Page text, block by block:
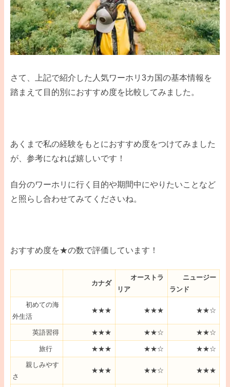
さて、上記で紹介した人気ワーホリ3カ国の基本情報を
踏まえて目的別におすすめ度を比較してみました。
あくまで私の経験をもとにおすすめ度をつけてみました
が、参考になれば嬉しいです！
自分のワーホリに行く目的や期間中にやりたいことなど
と照らし合わせてみてくださいね。
おすすめ度を★の数で評価しています！
カナダ
オーストラ
リア
ニュージー
ランド
初めての海
外生活
★★★ ★★★ ★★☆
英語習得 ★★★ ★★☆ ★★☆
旅行 ★★★ ★★☆ ★★☆
親しみやす
さ
★★★ ★★☆ ★★★